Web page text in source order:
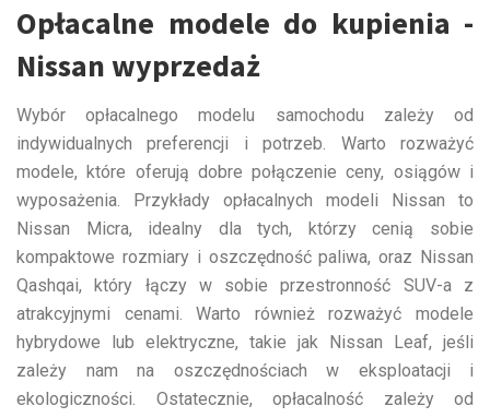
Opłacalne modele do kupienia -
Nissan wyprzedaż
Wybór opłacalnego modelu samochodu zależy od
indywidualnych preferencji i potrzeb. Warto rozważyć
modele, które oferują dobre połączenie ceny, osiągów i
wyposażenia. Przykłady opłacalnych modeli Nissan to
Nissan Micra, idealny dla tych, którzy cenią sobie
kompaktowe rozmiary i oszczędność paliwa, oraz Nissan
Qashqai, który łączy w sobie przestronność SUV-a z
atrakcyjnymi cenami. Warto również rozważyć modele
hybrydowe lub elektryczne, takie jak Nissan Leaf, jeśli
zależy nam na oszczędnościach w eksploatacji i
ekologiczności. Ostatecznie, opłacalność zależy od